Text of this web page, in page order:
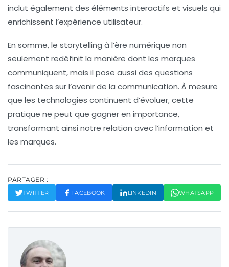
inclut également des éléments interactifs et visuels qui
enrichissent l’expérience utilisateur.
En somme, le storytelling à l’ère numérique non
seulement redéfinit la manière dont les marques
communiquent, mais il pose aussi des questions
fascinantes sur l’avenir de la communication. À mesure
que les technologies continuent d’évoluer, cette
pratique ne peut que gagner en importance,
transformant ainsi notre relation avec l’information et
les marques.
PARTAGER :
TWITTER FACEBOOK LINKEDIN WHATSAPP